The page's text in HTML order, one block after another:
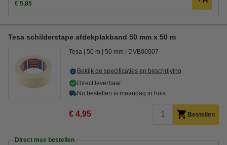
€ 5,85
Tesa schilderstape afdekplakband 50 mm x 50 m
Tesa 50 m 50 mm DVB00007
Bekijk de specificaties en beschrijving
Direct leverbaar
Nu bestellen is maandag in huis
€ 4,95 Bestellen
Direct mee bestellen